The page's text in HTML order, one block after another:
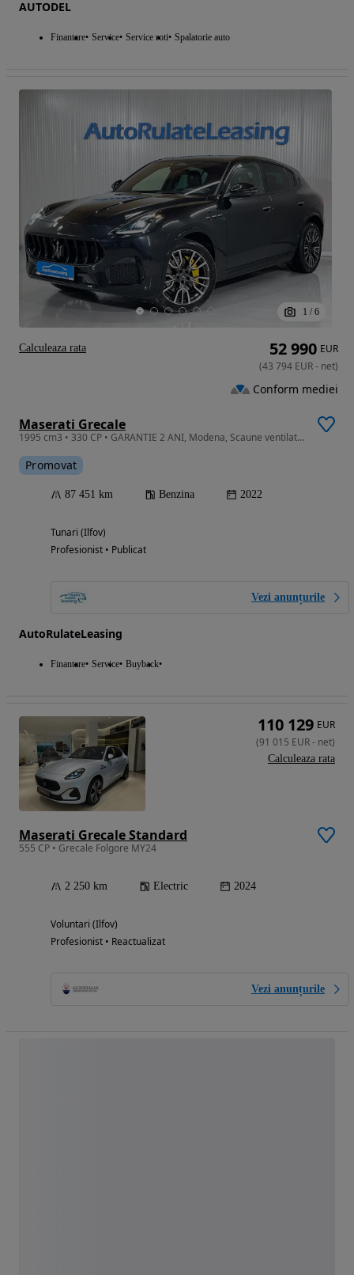
AUTODEL
Finantare Service Service roti Spalatorie auto
1 / 6
Maserati Grecale
1995 cm3 • 330 CP • GARANTIE 2 ANI, Modena, Scaune ventilate, Camera 360, Piele, HUD
Promovat
87 451 km Benzina 2022
Tunari (Ilfov)
Profesionist • Publicat
Vezi anunțurile
AutoRulateLeasing
Finantare Service Buyback
52 990 EUR
(43 794 EUR- net)
Conform mediei
Calculeaza rata
Maserati Grecale Standard
555 CP • Grecale Folgore MY24
2 250 km Electric 2024
Voluntari (Ilfov)
Profesionist • Reactualizat
Vezi anunțurile
110 129 EUR
(91 015 EUR- net)
Calculeaza rata